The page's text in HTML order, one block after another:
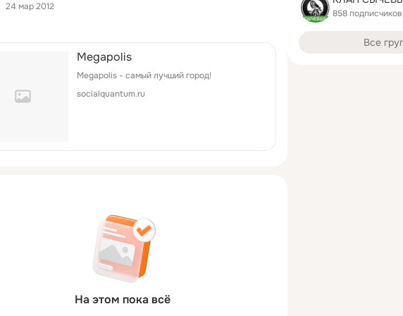
24 мар 2012
Megapolis
Megapolis - самый лучший город!
socialquantum.ru
На этом пока всё
858 подписчиков
Все